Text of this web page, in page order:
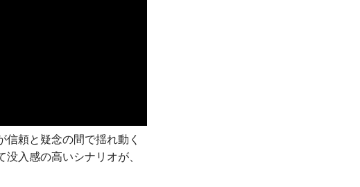
頼と疑念の間で揺れ動く
入感の高いシナリオが、